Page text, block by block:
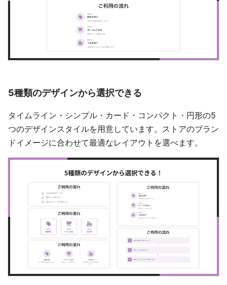
5種類のデザインから選択できる
タイムライン・シンプル・カード・コンパクト・円形の5
つのデザインスタイルを用意しています。ストアのブラン
ドイメージに合わせて最適なレイアウトを選べます。